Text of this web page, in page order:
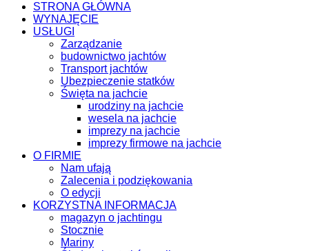
STRONA GŁÓWNA
WYNAJĘCIE
USŁUGI
Zarządzanie
budownictwo jachtów
Transport jachtów
Ubezpieczenie statków
Święta na jachcie
urodziny na jachcie
wesela na jachcie
imprezy na jachcie
imprezy firmowe na jachcie
O FIRMIE
Nam ufają
Zalecenia i podziękowania
O edycji
KORZYSTNA INFORMACJA
magazyn o jachtingu
Stocznie
Mariny